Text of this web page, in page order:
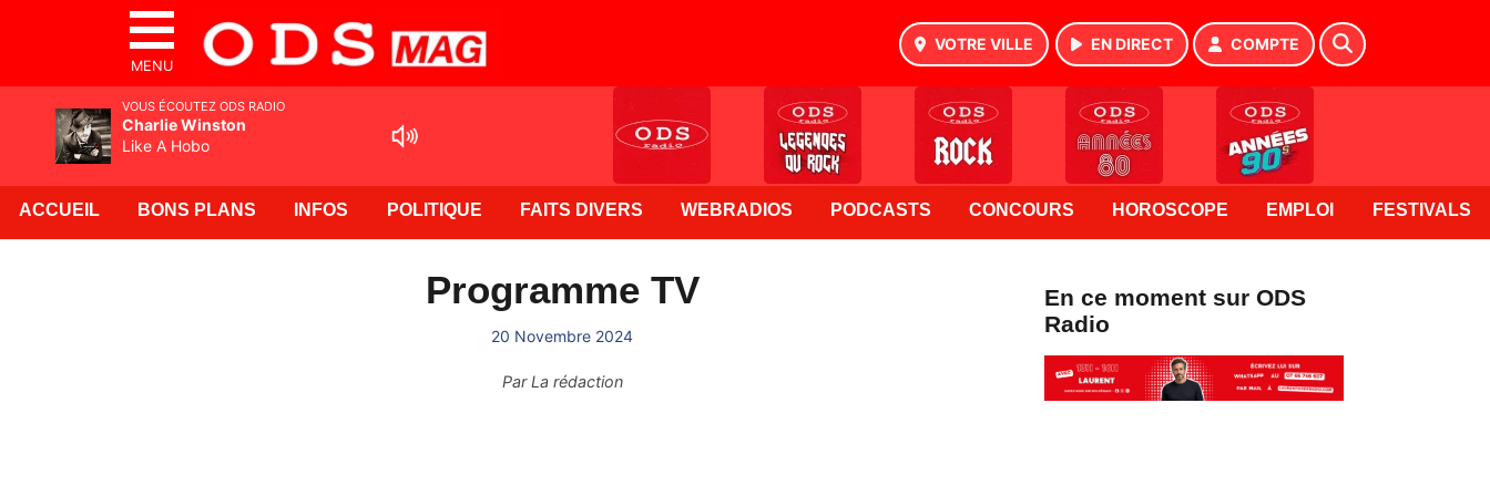
MENU
VOTRE VILLE EN DIRECT COMPTE
ACCUEIL BONS PLANS INFOS POLITIQUE FAITS DIVERS WEBRADIOS PODCASTS CONCOURS HOROSCOPE EMPLOI FESTIVALS
Programme TV
20 Novembre 2024
ParLa rédaction
En ce moment sur ODS
Radio
VOUS ÉCOUTEZ ODS RADIO
Charlie Winston
Like A Hobo